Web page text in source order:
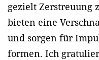
gezielt Zerstreuung
bieten eine
und sorgen für
formen. Ich